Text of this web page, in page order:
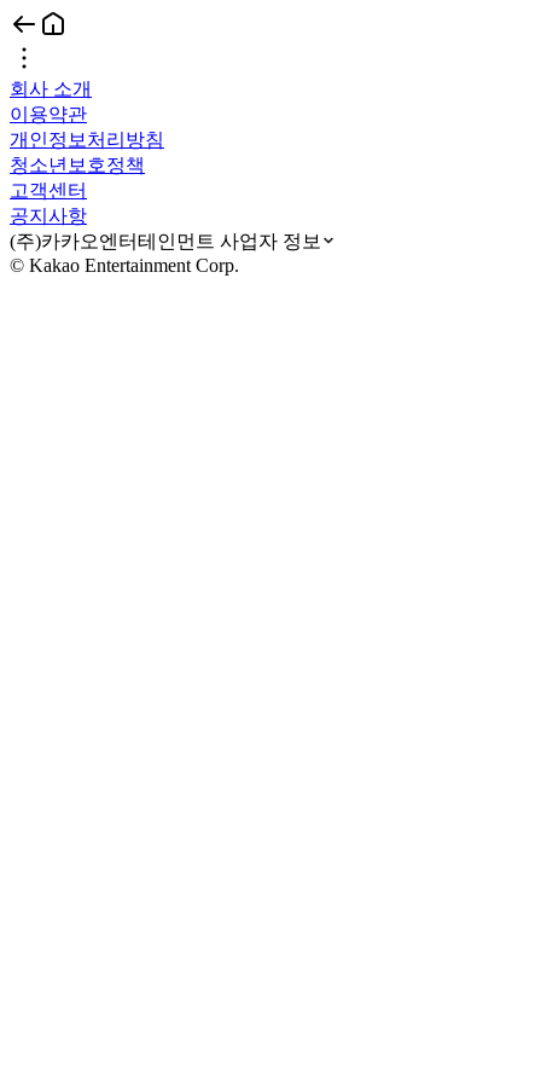
회사 소개
이용약관
개인정보처리방침
청소년보호정책
고객센터
공지사항
(주)카카오엔터테인먼트 사업자 정보
© Kakao Entertainment Corp.